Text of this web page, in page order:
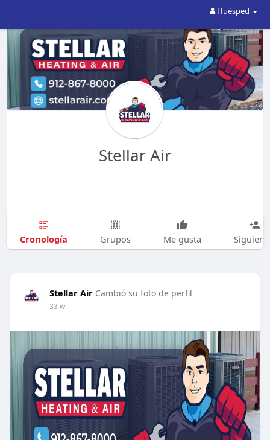
Huésped
Stellar Air
Cronología Grupos Me gusta
Stellar Air Cambió su foto de perfil
33 w